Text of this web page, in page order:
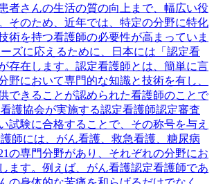
者さんの生活の質の向上まで、幅広い役
そのため、近年では、特定の分野に特化
術を持つ看護師の必要性が高まっていま
ズに応えるために、日本には「認定看
存在します。認定看護師とは、簡単に言
野において専門的な知識と技術を有し、
できることが認められた看護師のことで
護協会が実施する認定看護師認定審査
試験に合格することで、その称号を与え
師には、がん看護、救急看護、糖尿病
の専門分野があり、それぞれの分野にお
ます。例えば、がん看護認定看護師であ